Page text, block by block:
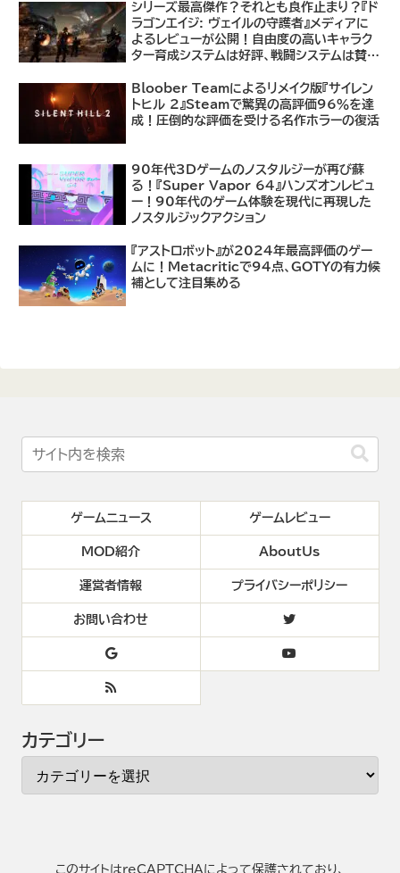
シリーズ最高傑作？それとも良作止まり？『ド
ラゴンエイジ: ヴェイルの守護者』メディアに
よるレビューが公開！自由度の高いキャラク
ター育成システムは好評、戦闘システムは賛否
Bloober Teamによるリメイク版『サイレン
トヒル 2』Steamで驚異の高評価96％を達
成！圧倒的な評価を受ける名作ホラーの復活
90年代3Dゲームのノスタルジーが再び蘇
る！『Super Vapor 64』ハンズオンレビュ
ー！90年代のゲーム体験を現代に再現した
ノスタルジックアクション
『アストロボット』が2024年最高評価のゲー
ムに！Metacriticで94点、GOTYの有力候
補として注目集める
ゲームニュース ゲームレビュー
MOD紹介 AboutUs
運営者情報 プライバシーポリシー
お問い合わせ
カテゴリー
このサイトはreCAPTCHAによって保護されており、